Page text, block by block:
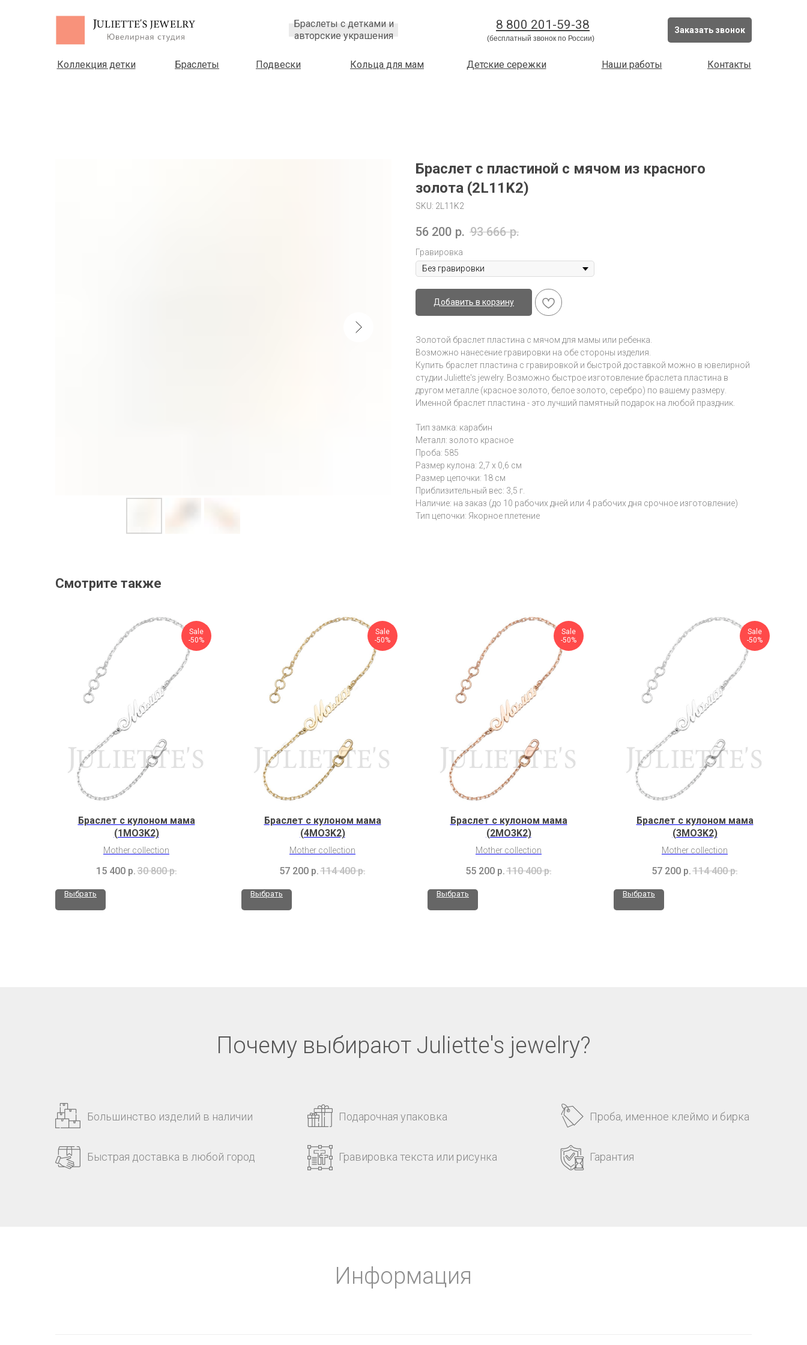
Заказать звонок
8 800 201-59-38
(бесплатный звонок по России)
Браслеты с детками и
авторские украшения
Детские сережки Контакты
Коллекция детки Браслеты Кольца для мам
Подвески Наши работы
Браслет с пластиной с мячом из красного
золота (2L11K2)
SKU: 2L11K2
56 200 р. 93 666 р.
Гравировка
Добавить в корзину
Золотой браслет пластина с мячом для мамы или ребенка.
Возможно нанесение гравировки на обе стороны изделия.
Купить браслет пластина с гравировкой и быстрой доставкой можно в ювелирной
студии Juliette's jewelry. Возможно быстрое изготовление браслета пластина в
другом металле (красное золото, белое золото, серебро) по вашему размеру.
Именной браслет пластина - это лучший памятный подарок на любой праздник.
Тип замка: карабин
Металл: золото красное
Проба: 585
Размер кулона: 2,7 х 0,6 см
Размер цепочки: 18 см
Приблизительный вес: 3,5 г.
Наличие: на заказ (до 10 рабочих дней или 4 рабочих дня срочное изготовление)
Тип цепочки: Якорное плетение
Смотрите также
Sale
-50%
Браслет с кулоном мама
(1MO3K2)
Mother collection
15 400 р.30 800 р.
Выбрать
Sale
-50%
Браслет с кулоном мама
(4MO3K2)
Mother collection
57 200 р. 114 400 р.
Выбрать
Sale
-50%
Браслет с кулоном мама
(2MO3K2)
Mother collection
55 200 р. 110 400 р.
Выбрать
Sale
-50%
Браслет с кулоном мама
(3MO3K2)
Mother collection
57 200 р. 114 400 р.
Выбрать
Почему выбирают Juliette's jewelry?
Большинство изделий в наличии
Быстрая доставка в любой город
Подарочная упаковка
Гравировка текста или рисунка
Проба, именное клеймо и бирка
Гарантия
Информация